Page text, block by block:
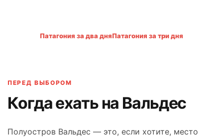
Патагония за два дняПатагония за три дня
ПЕРЕД ВЫБОРОМ
Когда ехать на Вальдес
Полуостров Вальдес — это, если хотите, место